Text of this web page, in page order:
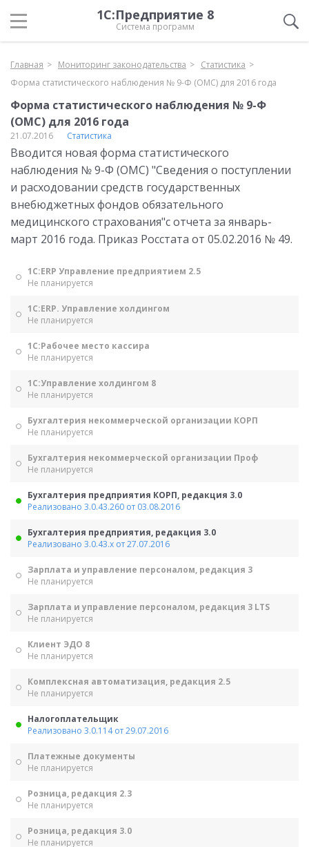
1С:Предприятие 8
Система программ
Главная Мониторинг законодательства
Статистика
Форма статистического наблюдения № 9-Ф (ОМС) для 2016 года
Форма статистического наблюдения № 9-Ф
(ОМС) для 2016 года
21.07.2016 Статистика
Вводится новая форма статистического
наблюдения № 9-Ф (ОМС) "Сведения о поступлении
и расходовании средств государственных
внебюджетных фондов обязательного
медицинского страхования"с отчета за январь-
март 2016 года. Приказ Росстата от 05.02.2016 № 49.
1С:ERP Управление предприятием 2.5
Не планируется
1С:ERP. Управление холдингом
Не планируется
1С:Рабочее место кассира
Не планируется
1С:Управление холдингом 8
Не планируется
Бухгалтерия некоммерческой организации КОРП
Не планируется
Бухгалтерия некоммерческой организации Проф
Не планируется
Бухгалтерия предприятия КОРП, редакция 3.0
Реализовано 3.0.43.260 от 03.08.2016
Бухгалтерия предприятия, редакция 3.0
Реализовано 3.0.43.х от 27.07.2016
Зарплата и управление персоналом, редакция 3
Не планируется
Зарплата и управление персоналом, редакция 3 LTS
Не планируется
Клиент ЭДО 8
Не планируется
Комплексная автоматизация, редакция 2.5
Не планируется
Налогоплательщик
Реализовано 3.0.114 от 29.07.2016
Платежные документы
Не планируется
Розница, редакция 2.3
Не планируется
Розница, редакция 3.0
Не планируется